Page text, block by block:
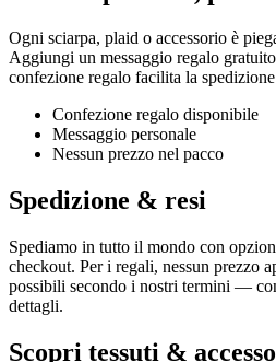
Ogni sciarpa, plaid o accessorio è
Aggiungi un messaggio regalo
confezione regalo facilita la
Confezione regalo disponibile
Messaggio personale
Nessun prezzo nel pacco
Spedizione & resi
Spediamo in tutto il mondo con
checkout. Per i regali, nessun prezzo
possibili secondo i nostri termini —
dettagli.
Scopri tessuti &